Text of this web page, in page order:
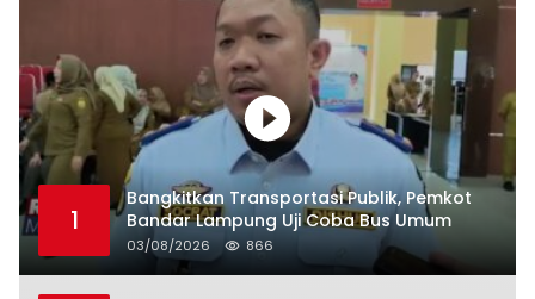
1
Bangkitkan Transportasi Publik, Pemkot
Bandar Lampung Uji Coba Bus Umum
03/08/2026 866